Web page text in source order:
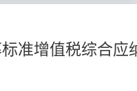
准增值税综合应